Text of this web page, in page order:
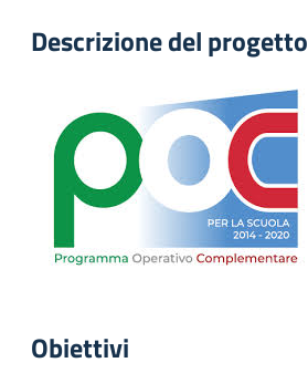
Descrizione del progetto
Obiettivi